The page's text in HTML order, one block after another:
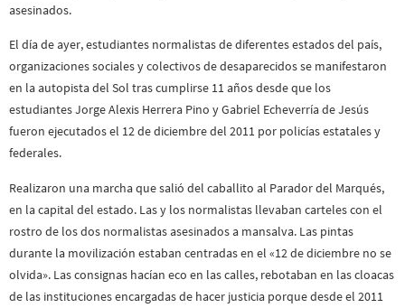
asesinados.
El día de ayer, estudiantes normalistas de diferentes estados del país,
organizaciones sociales y colectivos de desaparecidos se manifestaron
en la autopista del Sol tras cumplirse 11 años desde que los
estudiantes Jorge Alexis Herrera Pino y Gabriel Echeverría de Jesús
fueron ejecutados el 12 de diciembre del 2011 por policías estatales y
federales.
Realizaron una marcha que salió del caballito al Parador del Marqués,
en la capital del estado. Las y los normalistas llevaban carteles con el
rostro de los dos normalistas asesinados a mansalva. Las pintas
durante la movilización estaban centradas en el «12 de diciembre no se
olvida». Las consignas hacían eco en las calles, rebotaban en las cloacas
de las instituciones encargadas de hacer justicia porque desde el 2011